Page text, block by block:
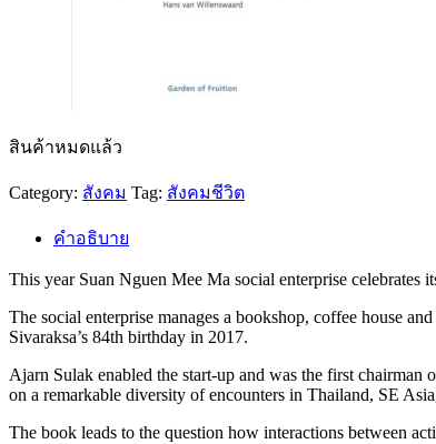
สินค้าหมดแล้ว
Category: สังคม Tag: สังคมชีวิต
คำอธิบาย
This year Suan Nguen Mee Ma social enterprise celebrates
The social enterprise manages a bookshop, coffee house
Sivaraksa’s 84th birthday in 2017.
Ajarn Sulak enabled the start-up and was the first chairman
on a remarkable diversity of encounters in Thailand, SE
The book leads to the question how interactions between